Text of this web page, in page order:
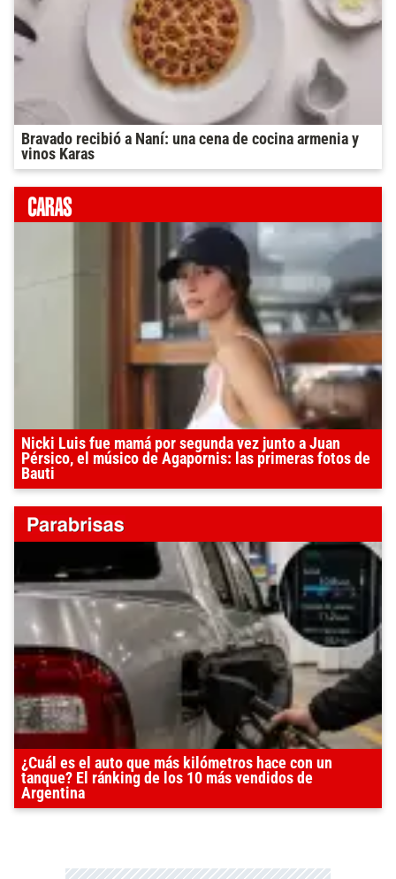
Bravado recibió a Naní: una cena de cocina armenia y
vinos Karas
Nicki Luis fue mamá por segunda vez junto a Juan
Pérsico, el músico de Agapornis: las primeras fotos de
Bauti
¿Cuál es el auto que más kilómetros hace con un
tanque? El ránking de los 10 más vendidos de
Argentina